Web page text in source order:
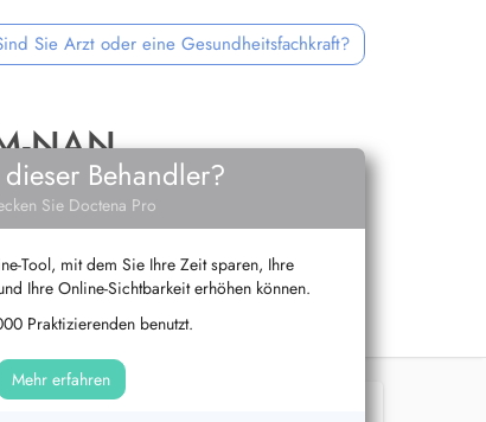
Sie Arzt oder eine Gesundheitsfachkraft?
NAN
Behandler?
Sie Doctena Pro
Tool, mit dem Sie Ihre Zeit sparen, Ihre
Ihre Online-Sichtbarkeit erhöhen können.
Praktizierenden benutzt.
Mehr erfahren